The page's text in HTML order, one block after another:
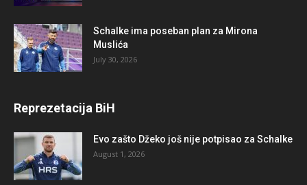
Schalke ima poseban plan za Mirona
Muslića
July 30, 2026
Reprezetacija BiH
Evo zašto Džeko još nije potpisao za Schalke
August 1, 2026